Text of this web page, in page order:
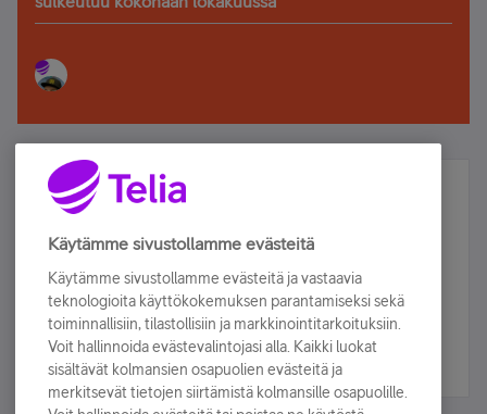
Älä jää paitsi – osallistu ja voita!
Tilaa Telian uutiskirje ja olet mukana arvonnassa.
sähköpostiisi.
Tilaa nyt
Käytämme sivustollamme evästeitä
Käytämme sivustollamme evästeitä ja vastaavia
teknologioita käyttökokemuksen parantamiseksi sekä
toiminnallisiin, tilastollisiin ja markkinointitarkoituksiin.
Voit hallinnoida evästevalintojasi alla. Kaikki luokat
sisältävät kolmansien osapuolien evästeitä ja
merkitsevät tietojen siirtämistä kolmansille osapuolille.